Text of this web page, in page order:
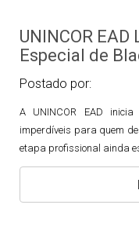
UNINCOR
Especial de
Postado por:
A UNINCOR EAD
imperdíveis para quem
etapa profissional ainda